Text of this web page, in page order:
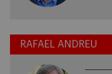
RAFAEL ANDREU